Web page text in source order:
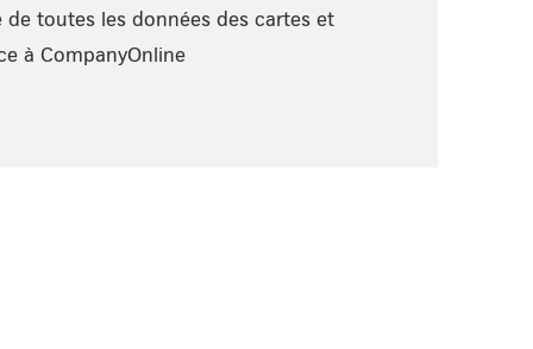
de toutes les données des cartes et
à CompanyOnline